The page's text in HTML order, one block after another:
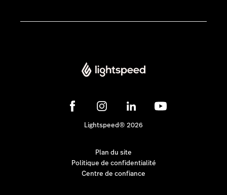
Lightspeed® 2026
Plan du site
Politique de confidentialité
Centre de confiance